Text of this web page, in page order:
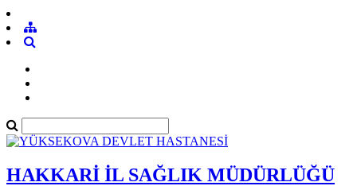
HAKKARİ İL SAĞLIK MÜDÜRLÜĞÜ